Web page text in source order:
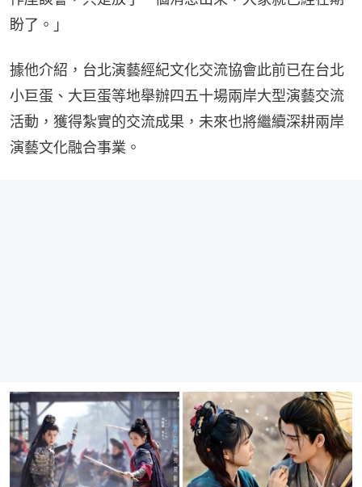
盼了。」
據他介紹，台北演藝經紀文化交流協會此前已在台北
小巨蛋、大巨蛋等地舉辦四五十場兩岸大型演藝交流
活動，獲得紮實的交流成果，未來也將繼續深耕兩岸
演藝文化融合事業。